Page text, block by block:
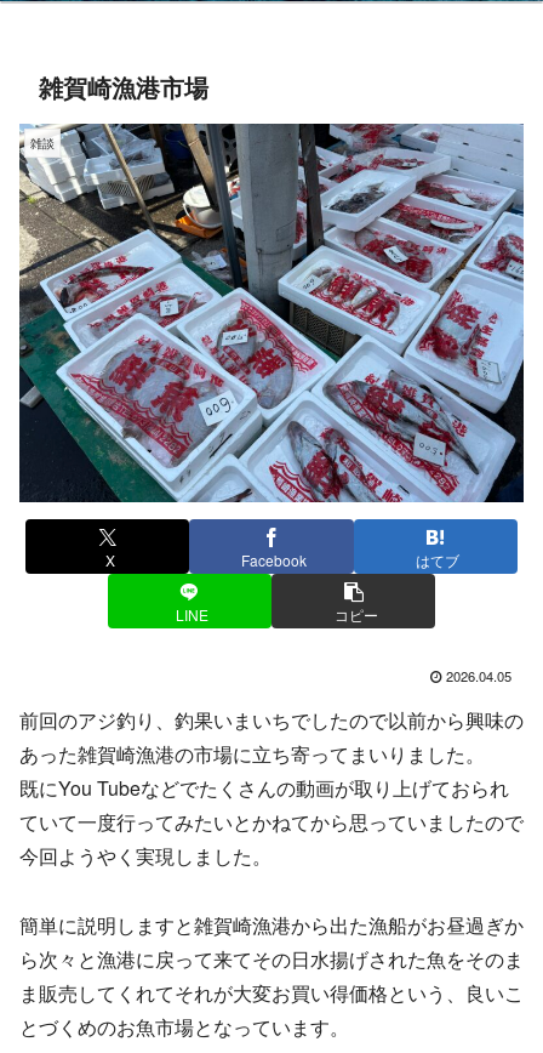
雑賀崎漁港市場
雑談
X Facebook はてブ
LINE コピー
2026.04.05
前回のアジ釣り、釣果いまいちでしたので以前から興味の
あった雑賀崎漁港の市場に立ち寄ってまいりました。
既にYou Tubeなどでたくさんの動画が取り上げておられ
ていて一度行ってみたいとかねてから思っていましたので
今回ようやく実現しました。
簡単に説明しますと雑賀崎漁港から出た漁船がお昼過ぎか
ら次々と漁港に戻って来てその日水揚げされた魚をそのま
ま販売してくれてそれが大変お買い得価格という、良いこ
とづくめのお魚市場となっています。